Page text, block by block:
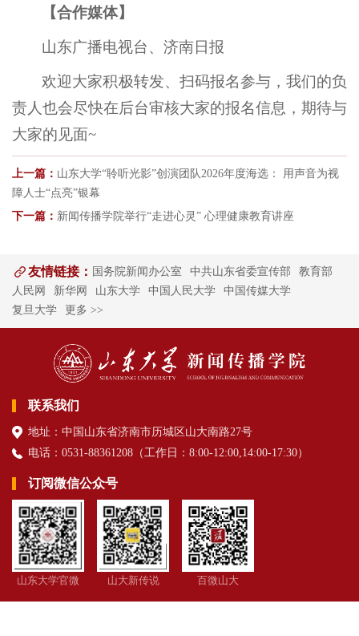
【合作媒体】
山东广播电视台、济南日报
欢迎大家积极转发、扫码报名参与，我们的负
责人也会尽快在后台审核大家的报名信息，期待与
大家的见面~
上一篇： 山东大学“聆听光影”创演团队2026年度海选： 用声音为视
障人士“点亮”银幕
下一篇： 新闻传播学院举行“走进心灵” 心理健康教育讲座
友情链接： 国务院新闻办公室 中共山东省委宣传部
教育部
人民网
新华网 山东大学 中国人民大学
中国传媒大学
复旦大学
更多 >>
联系我们
地址：中国山东省济南市历城区山大南路27号
电话：0531-88361208（工作日 ：8:00-12:00,14:00-17:30）
订阅微信公众号
山东大学官微 山大新传说 百微山大